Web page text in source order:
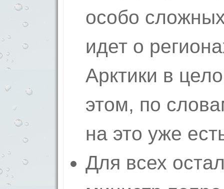
особо
идет о
Арктики в
этом, по
на это уже
Для всех